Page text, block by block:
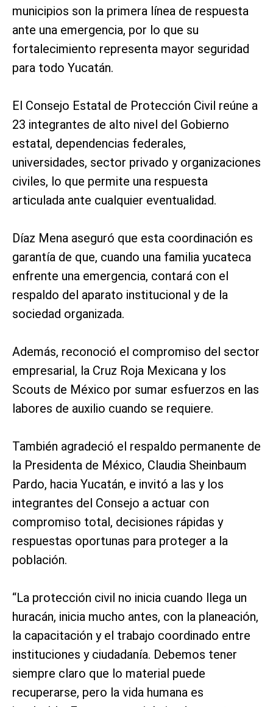
municipios son la primera línea de respuesta
ante una emergencia, por lo que su
fortalecimiento representa mayor seguridad
para todo Yucatán.
El Consejo Estatal de Protección Civil reúne a
23 integrantes de alto nivel del Gobierno
estatal, dependencias federales,
universidades, sector privado y organizaciones
civiles, lo que permite una respuesta
articulada ante cualquier eventualidad.
Díaz Mena aseguró que esta coordinación es
garantía de que, cuando una familia yucateca
enfrente una emergencia, contará con el
respaldo del aparato institucional y de la
sociedad organizada.
Además, reconoció el compromiso del sector
empresarial, la Cruz Roja Mexicana y los
Scouts de México por sumar esfuerzos en las
labores de auxilio cuando se requiere.
También agradeció el respaldo permanente de
la Presidenta de México, Claudia Sheinbaum
Pardo, hacia Yucatán, e invitó a las y los
integrantes del Consejo a actuar con
compromiso total, decisiones rápidas y
respuestas oportunas para proteger a la
población.
“La protección civil no inicia cuando llega un
huracán, inicia mucho antes, con la planeación,
la capacitación y el trabajo coordinado entre
instituciones y ciudadanía. Debemos tener
siempre claro que lo material puede
recuperarse, pero la vida humana es